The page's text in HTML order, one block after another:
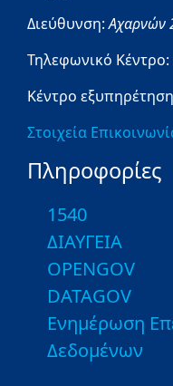
Διεύθυνση:Αχαρνών
Τηλεφωνικό Κέντρο:
Κέντρο
Στοιχεία
Πληροφορίες
1540
ΔΙΑΥΓΕΙΑ
OPENGOV
DATAGOV
Ενημέρωση
Δεδομένων